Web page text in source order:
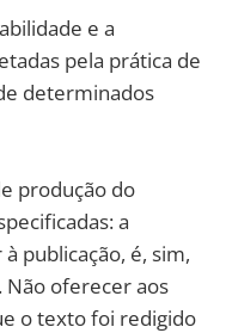
e a
pela prática de
determinados
produção do
a
publicação, é, sim,
Não oferecer aos
o texto foi redigido